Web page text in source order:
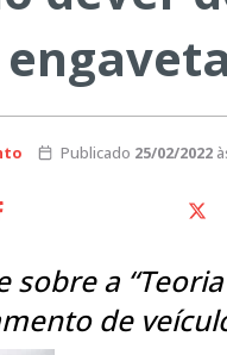
Publicado 25/02/2022
sobre a
de